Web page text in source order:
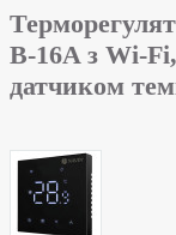
B-16A з Wi-
датчиком